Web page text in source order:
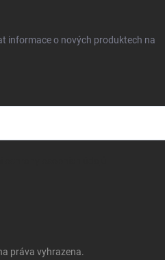
informace o nových produktech na
práva vyhrazena.